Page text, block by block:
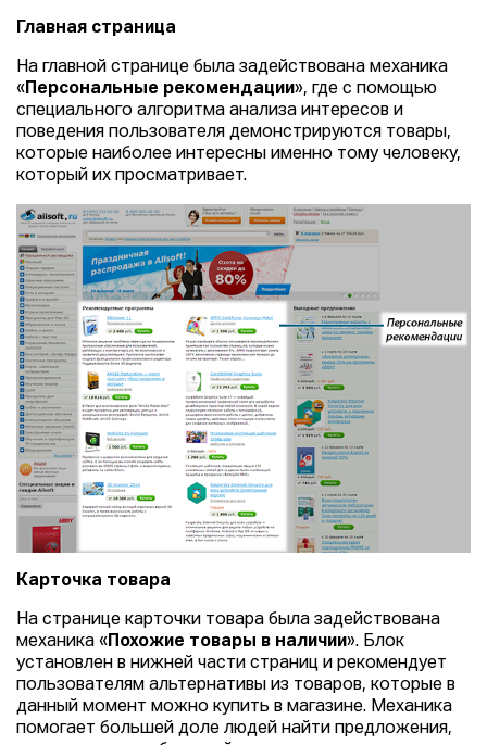
Главная страница
На главной странице была задействована механика
« Персональные рекомендации», где с помощью
специального алгоритма анализа интересов и
поведения пользователя демонстрируются товары,
которые наиболее интересны именно тому человеку,
который их просматривает.
Карточка товара
На странице карточки товара была задействована
механика « Похожие товары в наличии». Блок
установлен в нижней части страниц и рекомендует
пользователям альтернативы из товаров, которые в
данный момент можно купить в магазине. Механика
помогает большей доле людей найти предложения,